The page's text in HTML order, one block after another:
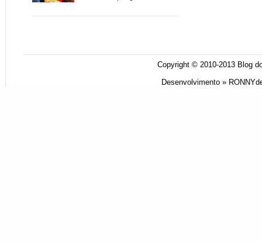
Copyright © 2010-2013 Blog
Desenvolvimento »